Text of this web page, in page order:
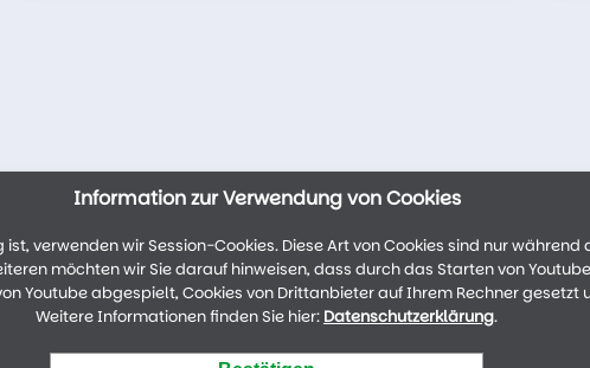
Information zur Verwendung von Cookies
verwenden wir Session-Cookies. Diese Art von Cookies sind nur
möchten wir Sie darauf hinweisen, dass durch das Starten von
Youtube abgespielt, Cookies von Drittanbieter auf Ihrem Rechner
Weitere Informationen finden Sie hier: Datenschutzerklärung.